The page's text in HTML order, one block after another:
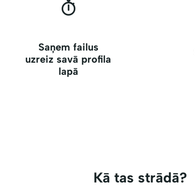
Saņem failus
uzreiz savā profila
lapā
Kā tas strādā?